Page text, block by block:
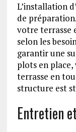
L’installation
de
votre terrasse
selon les
garantir une
plots en place,
terrasse en
structure est
Entretien